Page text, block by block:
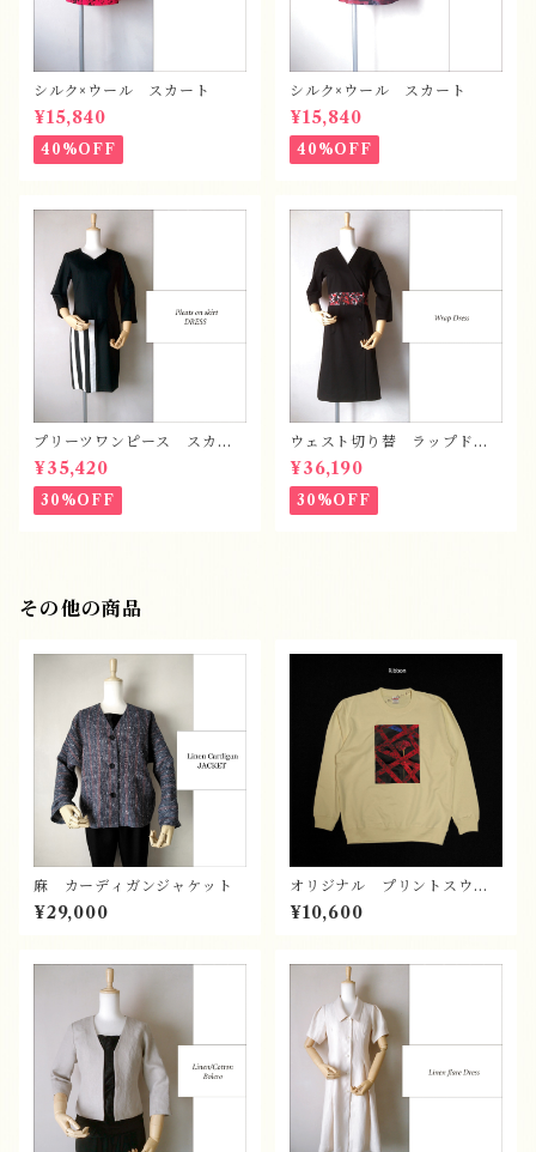
シルク×ウール スカート
¥15,840
40%OFF
シルク×ウール スカート
¥15,840
40%OFF
プリーツワンピース スカー
ト
¥35,420
30%OFF
ウェスト切り替 ラップドレ
ス
¥36,190
30%OFF
その他の商品
麻 カーディガンジャケット
¥29,000
オリジナル プリントスウェ
ット
¥10,600